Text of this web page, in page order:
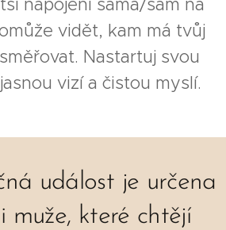
napojení sama/sám na
vidět, kam má tvůj
Nastartuj svou
vizí a čistou myslí.
událost je určena
muže, které chtějí